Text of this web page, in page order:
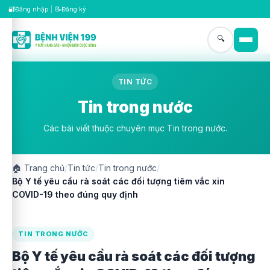
🔐Đăng nhập 📝Đăng ký
🔍
TIN TỨC
Tin trong nước
Các bài viết thuộc chuyên mục Tin trong nước.
🏠 Trang chủ/Tin tức/Tin trong nước/
Bộ Y tế yêu cầu rà soát các đối tượng tiêm vắc xin
COVID-19 theo đúng quy định
TIN TRONG NƯỚC
Bộ Y tế yêu cầu rà soát các đối tượng